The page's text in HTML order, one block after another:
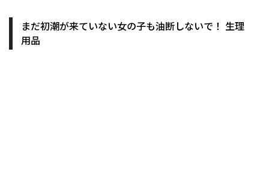
まだ初潮が来ていない女の子も油断しないで！ 生理
用品